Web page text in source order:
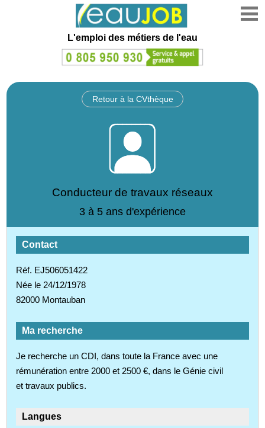
L'emploi des métiers de l'eau
Retour à la CVthèque
Conducteur de travaux réseaux
3 à 5 ans d'expérience
Contact
Réf. EJ506051422
Née le 24/12/1978
82000 Montauban
Ma recherche
Je recherche un CDI, dans toute la France avec une
rémunération entre 2000 et 2500 €, dans le Génie civil
et travaux publics.
Langues